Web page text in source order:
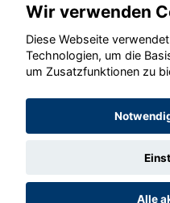
©
Wir verwenden
Diese Webseite
Technologien, um die
um Zusatzfunktionen zu
Alle